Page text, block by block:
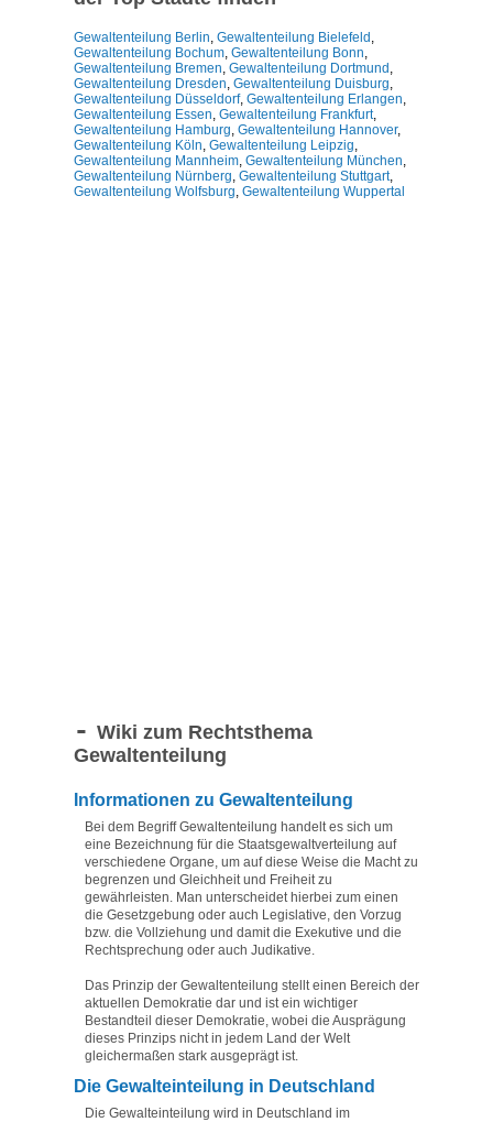
Gewaltenteilung Berlin, Gewaltenteilung Bielefeld ,
Gewaltenteilung Bochum, Gewaltenteilung Bonn,
Gewaltenteilung Bremen, Gewaltenteilung Dortmund ,
Gewaltenteilung Dresden, Gewaltenteilung Duisburg,
Gewaltenteilung Düsseldorf, Gewaltenteilung Erlangen,
Gewaltenteilung Essen, Gewaltenteilung Frankfurt,
Gewaltenteilung Hamburg, Gewaltenteilung Hannover,
Gewaltenteilung Köln, Gewaltenteilung Leipzig,
Gewaltenteilung Mannheim, Gewaltenteilung München,
Gewaltenteilung Nürnberg, Gewaltenteilung Stuttgart,
Gewaltenteilung Wolfsburg, Gewaltenteilung Wuppertal
Wiki zum Rechtsthema
Gewaltenteilung
Informationen zu Gewaltenteilung
Bei dem Begriff Gewaltenteilung handelt es sich um
eine Bezeichnung für die Staatsgewaltverteilung auf
verschiedene Organe, um auf diese Weise die Macht zu
begrenzen und Gleichheit und Freiheit zu
gewährleisten. Man unterscheidet hierbei zum einen
die Gesetzgebung oder auch Legislative, den Vorzug
bzw. die Vollziehung und damit die Exekutive und die
Rechtsprechung oder auch Judikative.
Das Prinzip der Gewaltenteilung stellt einen Bereich der
aktuellen Demokratie dar und ist ein wichtiger
Bestandteil dieser Demokratie, wobei die Ausprägung
dieses Prinzips nicht in jedem Land der Welt
gleichermaßen stark ausgeprägt ist.
Die Gewalteinteilung in Deutschland
Die Gewalteinteilung wird in Deutschland im